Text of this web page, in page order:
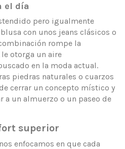
el día
pero igualmente
con unos jeans clásicos o
rompe la
otorga un aire
en la moda actual.
piedras naturales o cuarzos
cerrar un concepto místico y
a un almuerzo o un paseo de
superior
enfocamos en que cada